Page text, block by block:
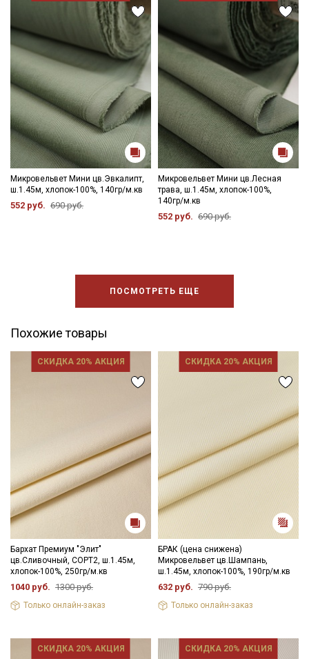
Микровельвет Мини цв.Эвкалипт,
ш.1.45м, хлопок-100%, 140гр/м.кв
552 руб. 690 руб.
Микровельвет Мини цв.Лесная
трава, ш.1.45м, хлопок-100%,
140гр/м.кв
552 руб. 690 руб.
ПОСМОТРЕТЬ ЕЩЕ
Похожие товары
СКИДКА 20% АКЦИЯ
Бархат Премиум "Элит"
цв.Сливочный, СОРТ2, ш.1.45м,
хлопок-100%, 250гр/м.кв
1040 руб. 1300 руб.
Только онлайн-заказ
СКИДКА 20% АКЦИЯ
БРАК (цена снижена)
Микровельвет цв.Шампань,
ш.1.45м, хлопок-100%, 190гр/м.кв
632 руб. 790 руб.
Только онлайн-заказ
СКИДКА 20% АКЦИЯ СКИДКА 20% АКЦИЯ
Подписаться
Ознакомлен(а) сПолитикой обработки персональных
данныхи даюСогласие на обработку персональных
данных
ДаюСогласие на получение рекламных и
информационных рассылок